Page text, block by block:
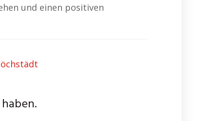
und einen positiven